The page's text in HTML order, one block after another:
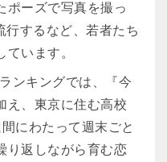
ポーズで写真を撮っ
行するなど、若者たち
います。
ンキングでは、『今
え、東京に住む高校
にわたって週末ごと
り返しながら育む恋